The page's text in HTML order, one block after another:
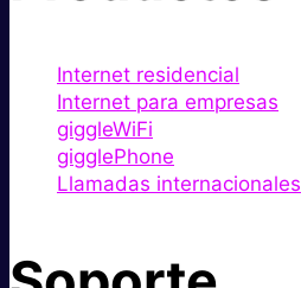
Internet residencial
Internet para empresas
giggleWiFi
gigglePhone
Llamadas internacionales